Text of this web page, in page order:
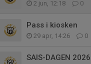
2 jun, 12:18 0
Pass i kiosken
29 apr, 14:26 0
SAIS-DAGEN